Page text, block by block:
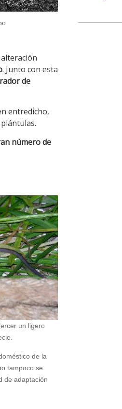
. Junto con esta
de
entredicho,
número de
un ligero
de la
tampoco se
de adaptación